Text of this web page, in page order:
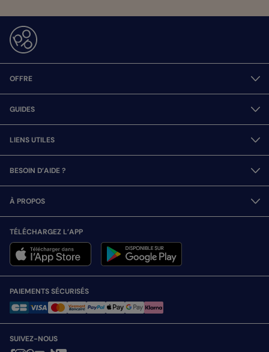
OFFRE
GUIDES
LIENS UTILES
BESOIN D’AIDE ?
À PROPOS
TÉLÉCHARGEZ L’APP
PAIEMENTS SÉCURISÉS
SUIVEZ-NOUS